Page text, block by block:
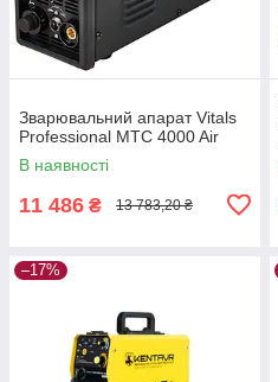
Зварювальний апарат Vitals
Professional MTC 4000 Air
В наявності
11 486 ₴ 13 783,20 ₴
–17%